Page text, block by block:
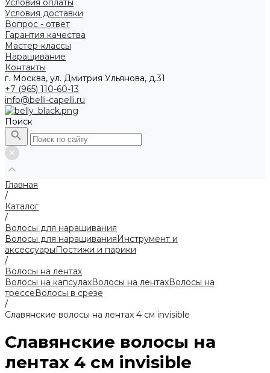
Условия оплаты
Условия доставки
Вопрос - ответ
Гарантия качества
Мастер-классы
Наращивание
Контакты
г. Москва, ул. Дмитрия Ульянова, д.31
+7 (965) 110-60-13
info@belli-capelli.ru
Поиск
Главная
/
Каталог
/
Волосы для наращивания
Волосы для наращиванияИнструмент и
аксессуарыПостижи и парики
/
Волосы на лентах
Волосы на капсулахВолосы на лентахВолосы на
трессеВолосы в срезе
/
Славянские волосы на лентах 4 см invisible
Славянские волосы на
лентах 4 см invisible